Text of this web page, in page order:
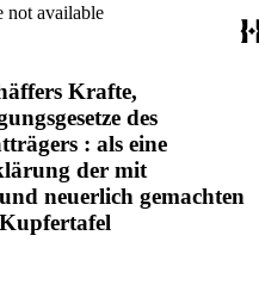
not available
Krafte,
des
: als eine
der mit
neuerlich gemachten